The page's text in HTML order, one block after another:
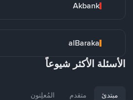
Akbank
alBaraka
الأسئلة الأكثر شيوعاً
مبتدئ متقدم المُعلِنون